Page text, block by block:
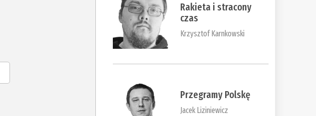
Rakieta i stracony
czas
Krzysztof Karnkowski
Przegramy Polskę
Jacek Liziniewicz